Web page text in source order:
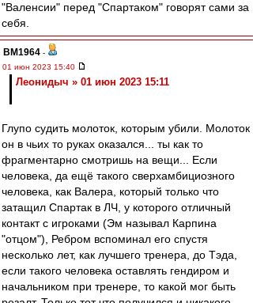
"Валенсии" перед "Спартаком" говорят сами за
себя.
BM1964 -
01 июн 2023 15:40
Леонидыч » 01 июн 2023 15:11
Глупо судить молоток, которым убили. Молоток
он в чьих то руках оказался... ты как то
фрагментарно смотришь на вещи... Если
человека, да ещё такого сверхамбициозного
человека, как Валера, который только что
затащил Спартак в ЛЧ, у которого отличный
контакт с игроками (Эм называл Карпина
"отцом"), Ребром вспоминал его спустя
несколько лет, как лучшего тренера, до Тэда,
если такого человека оставлять гендиром и
начальником при тренере, то какой мог быть